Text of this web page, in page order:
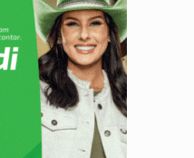
tem chances de chuvas isoladas nesta
Assembleia Geral delibera greve da educação
Rondoniaovivo abre oficina de Comunicação com
lança de portal e promove reflexão sobre trajetória da